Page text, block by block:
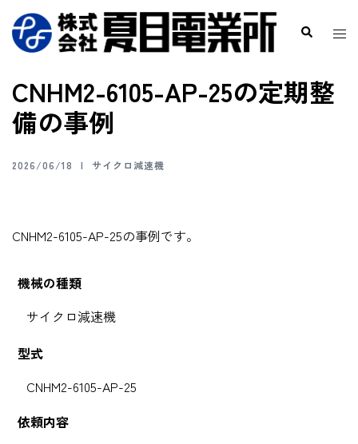
CNHM2-6105-AP-25の定期整
備の事例
2026/06/18 サイクロ減速機
CNHM2-6105-AP-25の事例です。
機械の種類
サイクロ減速機
型式
CNHM2-6105-AP-25
依頼内容